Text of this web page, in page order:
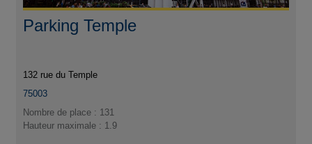
Parking Temple
132 rue du Temple
75003
Nombre de place : 131
Hauteur maximale : 1.9